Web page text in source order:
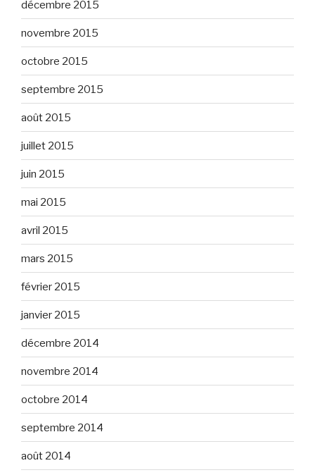
décembre 2015
novembre 2015
octobre 2015
septembre 2015
août 2015
juillet 2015
juin 2015
mai 2015
avril 2015
mars 2015
février 2015
janvier 2015
décembre 2014
novembre 2014
octobre 2014
septembre 2014
août 2014